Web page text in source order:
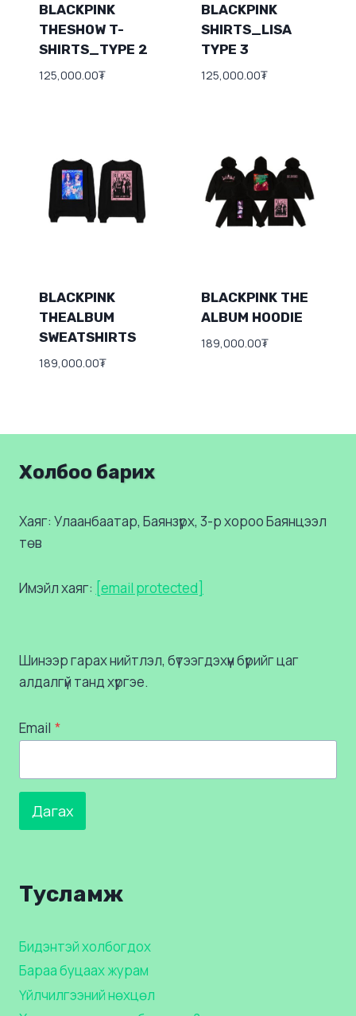
BLACKPINK
THESHOW T-
SHIRTS_TYPE 2
125,000.00₮
BLACKPINK
SHIRTS_LISA
TYPE 3
125,000.00₮
BLACKPINK
THEALBUM
SWEATSHIRTS
189,000.00₮
BLACKPINK THE
ALBUM HOODIE
189,000.00₮
Холбоо барих
Хаяг: Улаанбаатар, Баянзүрх, 3-р хороо Баянцээл
төв
Имэйл хаяг: [email protected]
Шинээр гарах нийтлэл, бүтээгдэхүүн бүрийг цаг
алдалгүй танд хүргэе.
Email *
Дагах
Тусламж
Бидэнтэй холбогдох
Бараа буцаах журам
Үйлчилгээний нөхцөл